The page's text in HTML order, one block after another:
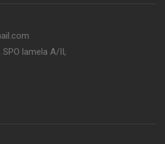
lamela A/II,